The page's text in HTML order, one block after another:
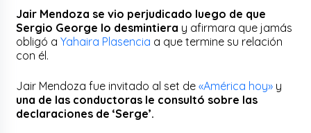
Jair Mendoza se vio perjudicado luego de que
Sergio George lo desmintiera y afirmara que jamás
obligó aYahaira Plasencia a que termine su relación
con él.
Jair Mendoza fue invitado al set de«América hoy» y
una de las conductoras le consultó sobre las
declaraciones de ‘Serge’.